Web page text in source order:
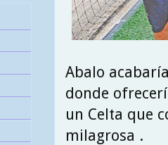
Abalo
donde
un Celta que
milagrosa .